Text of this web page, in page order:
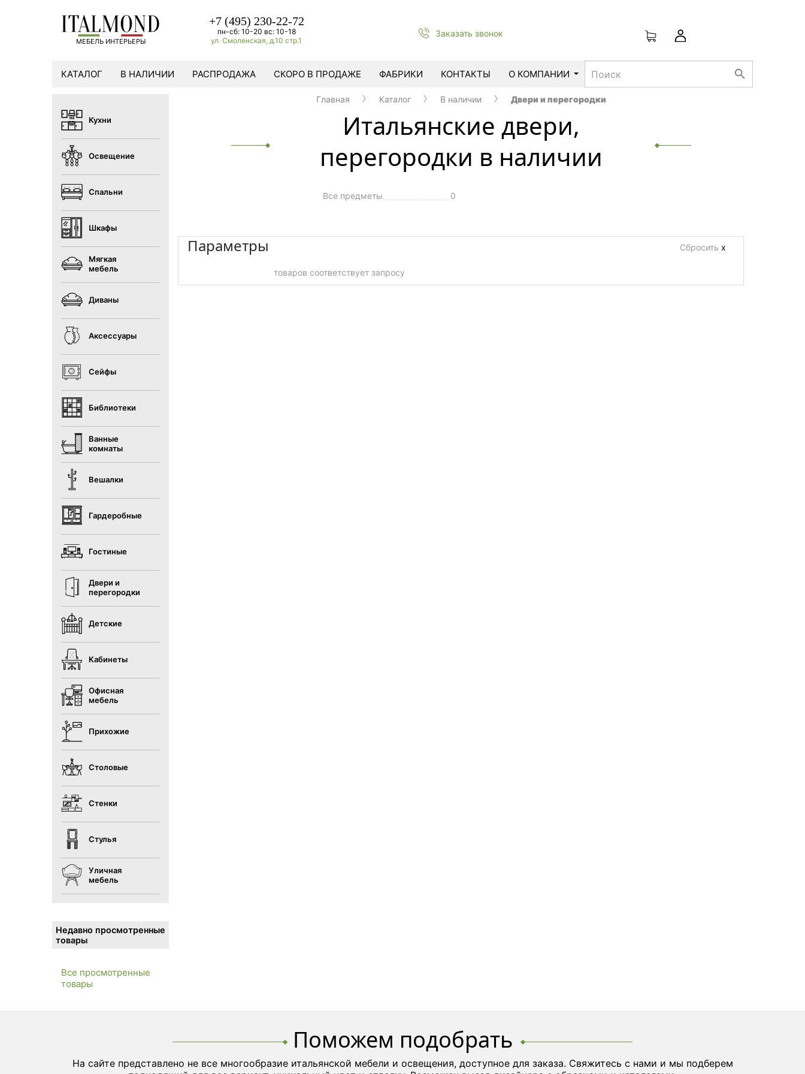
МЕБЕЛЬ ИНТЕРЬЕРЫ
+7 (495) 230-22-72
пн-сб: 10-20 вс: 10-18
ул. Смоленская, д.10 стр.1
Заказать звонок
КАТАЛОГ В НАЛИЧИИ РАСПРОДАЖА СКОРО В ПРОДАЖЕ ФАБРИКИ КОНТАКТЫ О КОМПАНИИ search
Кухни
Освещение
Спальни
Шкафы
Мягкая
мебель
Диваны
Аксессуары
Сейфы
Библиотеки
Ванные
комнаты
Вешалки
Гардеробные
Гостиные
Двери и
перегородки
Детские
Кабинеты
Офисная
мебель
Прихожие
Столовые
Стенки
Стулья
Уличная
мебель
Недавно просмотренные
товары
Все просмотренные
товары
Главная Каталог В наличии Двери и перегородки
Итальянские двери,
перегородки в наличии
Все предметы 0
Параметры Сбросить х
товаров соответствует запросу
Поможем подобрать
На сайте представлено не все многообразие итальянской мебели и освещения, доступное для заказа. Свяжитесь с нами и мы подберем